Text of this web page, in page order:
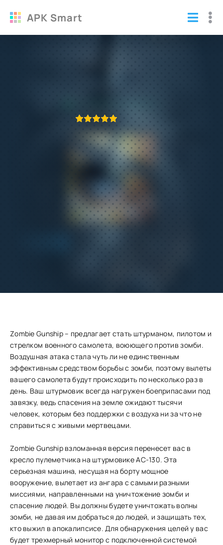
APK Smart
Zombie Gunship – предлагает стать штурманом, пилотом и
стрелком военного самолета, воюющего против зомби.
Воздушная атака стала чуть ли не единственным
эффективным средством борьбы с зомби, поэтому вылеты
вашего самолета будут происходить по несколько раз в
день. Ваш штурмовик всегда нагружен боеприпасами под
завязку, ведь спасения на земле ожидают тысячи
человек, которым без поддержки с воздуха ни за что не
справиться с живыми мертвецами.
Zombie Gunship взломанная версия перенесет вас в
кресло пулеметчика на штурмовике AC-130. Эта
серьезная машина, несущая на борту мощное
вооружение, вылетает из ангара с самыми разными
миссиями, направленными на уничтожение зомби и
спасение людей. Вы должны будете уничтожать волны
зомби, не давая им добраться до людей, и защищать тех,
кто выжил в апокалипсисе. Для обнаружения целей у вас
будет трехмерный монитор с подключенной системой